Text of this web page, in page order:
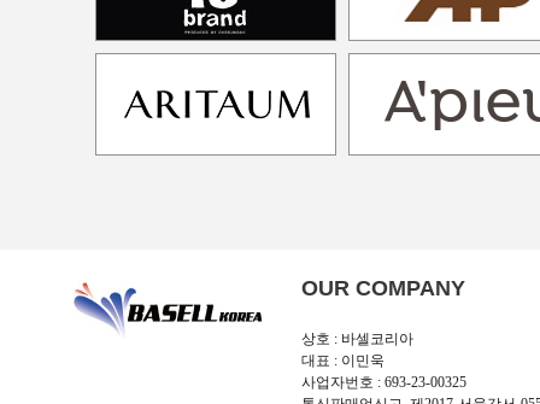
OUR COMPANY
상호 : 바셀코리아
대표 : 이민욱
사업자번호 : 693-23-00325